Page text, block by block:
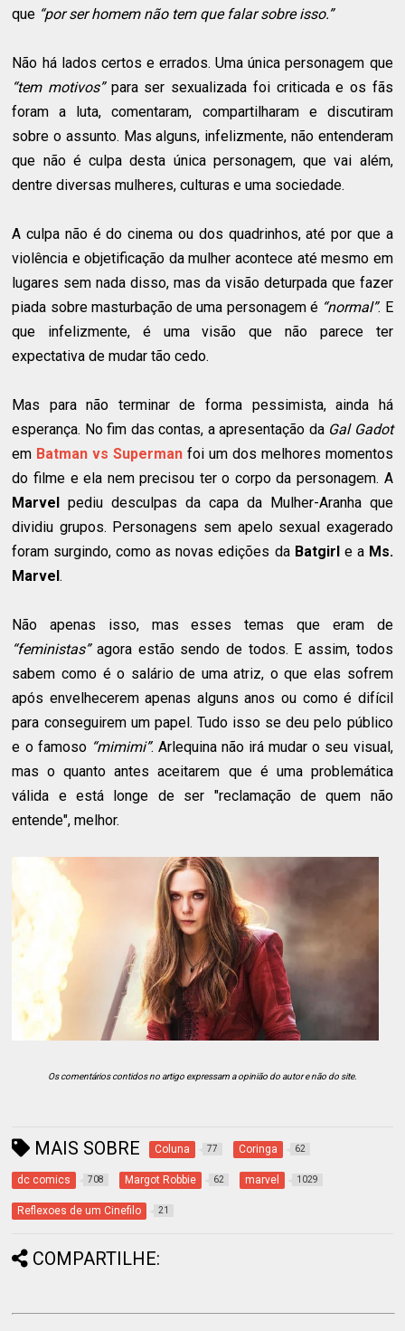
que “por ser homem não tem que falar sobre isso.”
Não há lados certos e errados. Uma única personagem que
“tem motivos”para ser sexualizada foi criticada e os fãs
foram a luta, comentaram, compartilharam e discutiram
sobre o assunto. Mas alguns, infelizmente, não entenderam
que não é culpa desta única personagem, que vai além,
dentre diversas mulheres, culturas e uma sociedade.
A culpa não é do cinema ou dos quadrinhos, até por que a
violência e objetificação da mulher acontece até mesmo em
lugares sem nada disso, mas da visão deturpada que fazer
piada sobre masturbação de uma personagem é “normal”. E
que infelizmente, é uma visão que não parece ter
expectativa de mudar tão cedo.
Mas para não terminar de forma pessimista, ainda há
esperança. No fim das contas, a apresentação da Gal Gadot
em Batman vs Superman foi um dos melhores momentos
do filme e ela nem precisou ter o corpo da personagem. A
Marvelpediu desculpas da capa da Mulher-Aranha que
dividiu grupos. Personagens sem apelo sexual exagerado
foram surgindo, como as novas edições da Batgirl e a Ms.
Marvel.
Não apenas isso, mas esses temas que eram de
“feministas”agora estão sendo de todos. E assim, todos
sabem como é o salário de uma atriz, o que elas sofrem
após envelhecerem apenas alguns anos ou como é difícil
para conseguirem um papel. Tudo isso se deu pelo público
e o famoso “mimimi”. Arlequina não irá mudar o seu visual,
mas o quanto antes aceitarem que é uma problemática
válida e está longe de ser "reclamação de quem não
entende", melhor.
Os comentários contidos no artigo expressam a opinião do autor e não do site.
MAIS SOBRE Coluna 77 Coringa 62
dc comics 708 Margot Robbie 62 marvel 1029
Reflexoes de um Cinefilo 21
COMPARTILHE: